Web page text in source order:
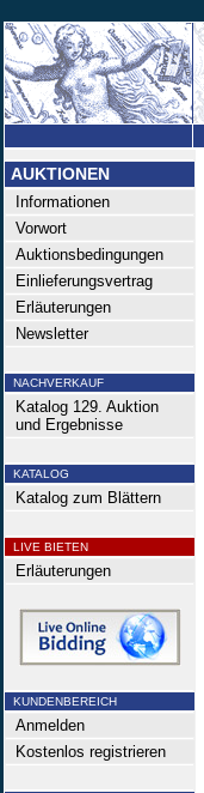
AUKTIONEN
Informationen
Vorwort
Auktionsbedingungen
Einlieferungsvertrag
Erläuterungen
Newsletter
NACHVERKAUF
Katalog 129. Auktion
und Ergebnisse
KATALOG
Katalog zum Blättern
LIVE BIETEN
Erläuterungen
KUNDENBEREICH
Anmelden
Kostenlos registrieren